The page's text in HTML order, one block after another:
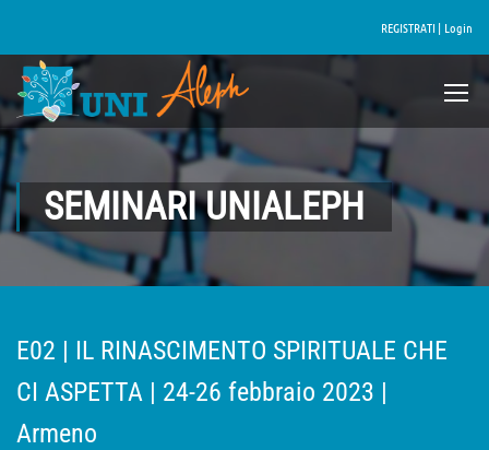
REGISTRATI | Login
SEMINARI UNIALEPH
E02 | IL RINASCIMENTO SPIRITUALE CHE
CI ASPETTA | 24-26 febbraio 2023 |
Armeno